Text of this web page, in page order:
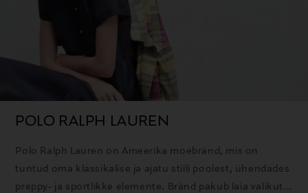
POLO RALPH LAUREN
Polo Ralph Lauren on Ameerika moebränd, mis on
tuntud oma klassikalise ja ajatu stiili poolest, ühendades
preppy- ja sportlikke elemente. Bränd pakub laia valikut